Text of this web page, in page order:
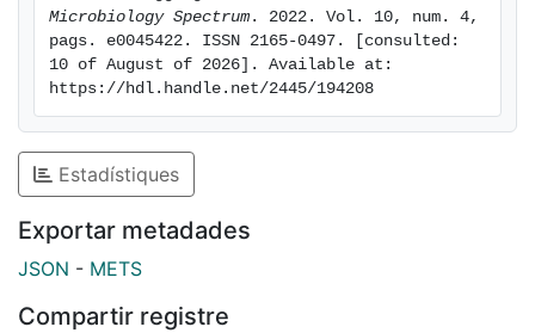
ensure IrmA expression when the irmA_4509 allele
loses its function.
Microbiology Spectrum . 2022. Vol. 10, num. 4,
pags. e0045422. ISSN 2165-0497. [consulted:
10 of August of 2026]. Available at:
https://hdl.handle.net/2445/194208
Estadístiques
Exportar metadades
JSON - METS
Compartir registre